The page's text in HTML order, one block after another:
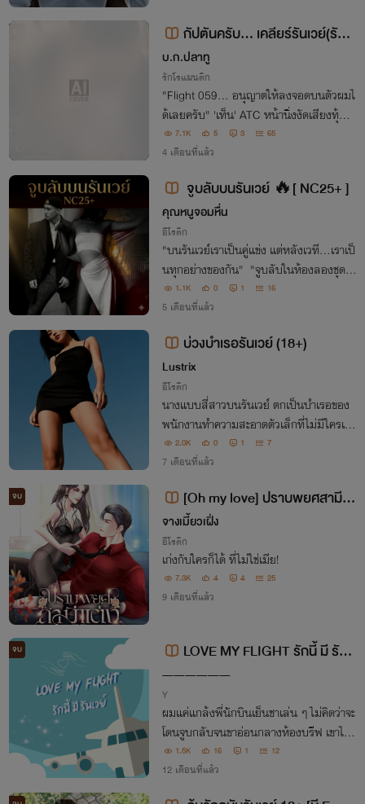
กัปตันครับ... เคลียร์รันเวย์(รัก)ใ
ห้ผมลงจอด
บ.ก.ปลาทู
รักโรแมนติก
"Flight 059... อนุญาตให้ลงจอดบนตัวผมไ
ด้เลยครับ" 'เท็น' ATC หน้านิ่งงัดเสียงทุ้มสั่
งกัปตันสาว 'มัทนา' ให้เสียอาการ! บนฟ้าเธ
อคุมเครื่อง แต่บนเตียงเขาคุมเธอเอง!
7.1K 5 3 65
4 เดือนที่แล้ว
จูบลับบนรันเวย์ 🔥[ NC25+ ]
คุณหนูจอมหื่น
อีโรติก
"บนรันเวย์เราเป็นคู่แข่ง แต่หลังเวที...เราเป็
นทุกอย่างของกัน" "จูบลับในห้องลองชุด คื
นก่อนโชว์ใหญ่ ฉันรู้แล้วว่าทำไมไม่เคยรู้สึกกั
บใคร...เพราะไม่เคยเจอเธอ"
1.1K 0 1 16
5 เดือนที่แล้ว
บ่วงบำเรอรันเวย์ (18+)
Lustrix
อีโรติก
นางแบบสี่สาวบนรันเวย์ ตกเป็นบำเรอของ
พนักงานทำความสะอาดตัวเล็กที่ไม่มีใครเห
ลียวมอง
2.0K 0 1 7
7 เดือนที่แล้ว
จบ
[Oh my love] ปราบพยศสามีแ
ต่ง (รันเวย์&ของขวัญ)
จางเมี้ยวเฝิ่ง
อีโรติก
เก่งกับใครก็ได้ ที่ไม่ใช่เมีย!
7.3K 4 4 25
9 เดือนที่แล้ว
จบ
LOVE MY FLIGHT รักนี้ มี รันเ
วย์ | อ่านฟรี 22-28/10/28
——————
Y
ผมแค่แกล้งพี่นักบินเย็นชาเล่น ๆ ไม่คิดว่าจะ
โดนจูบกลับจนขาอ่อนกลางห้องบรีฟ เขาไม่ไ
ด้พูดอะไรมาก… แต่ทุกสัมผัสคือคำเตือนว่า
“อย่ายั่ว ถ้าไม่คิดจะยอมเป็นของพี่”
1.5K 16 1 12
12 เดือนที่แล้ว